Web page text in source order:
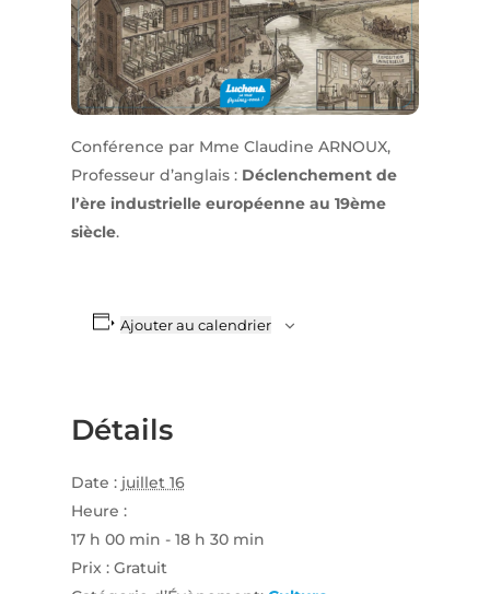
Conférence par Mme Claudine ARNOUX,
Professeur d’anglais : Déclenchement de
l’ère industrielle européenne au 19ème
siècle.
Ajouter au calendrier
Détails
Date : juillet 16
Heure :
17 h 00 min - 18 h 30 min
Prix : Gratuit